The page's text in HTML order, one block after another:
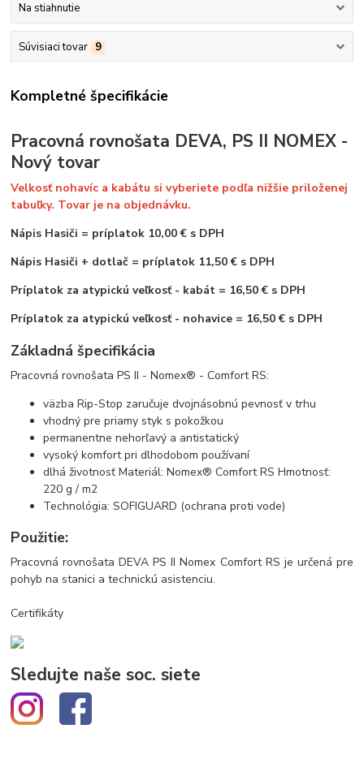
Na stiahnutie
Súvisiaci tovar 9
Kompletné špecifikácie
Pracovná rovnošata DEVA, PS II NOMEX -
Nový tovar
Velkosť nohavíc a kabátu si vyberiete podľa nižšie priloženej
tabuľky. Tovar je na objednávku.
Nápis Hasiči = príplatok 10,00 € s DPH
Nápis Hasiči + dotlač = príplatok 11,50 € s DPH
Príplatok za atypickú veľkosť - kabát = 16,50 € s DPH
Príplatok za atypickú veľkosť - nohavice = 16,50 € s DPH
Základná špecifikácia
Pracovná rovnošata PS II - Nomex® - Comfort RS:
väzba Rip-Stop zaručuje dvojnásobnú pevnosť v trhu
vhodný pre priamy styk s pokožkou
permanentne nehorľavý a antistatický
vysoký komfort pri dlhodobom používaní
dlhá životnosť Materiál: Nomex® Comfort RS Hmotnosť:
220 g / m2
Technológia: SOFIGUARD (ochrana proti vode)
Použitie:
Pracovná rovnošata DEVA PS II Nomex Comfort RS je určená pre
pohyb na stanici a technickú asistenciu.
Certifikáty
Sledujte naše soc. siete